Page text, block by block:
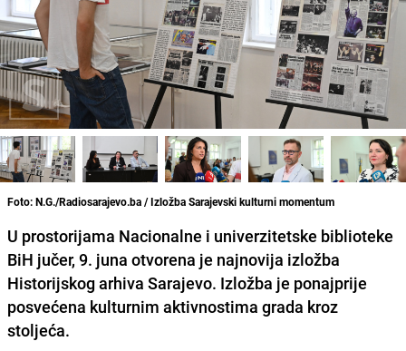
Foto: N.G./Radiosarajevo.ba / Izložba Sarajevski kulturni momentum
U prostorijama Nacionalne i univerzitetske biblioteke
BiH jučer, 9. juna otvorena je najnovija izložba
Historijskog arhiva Sarajevo. Izložba je ponajprije
posvećena kulturnim aktivnostima grada kroz
stoljeća.